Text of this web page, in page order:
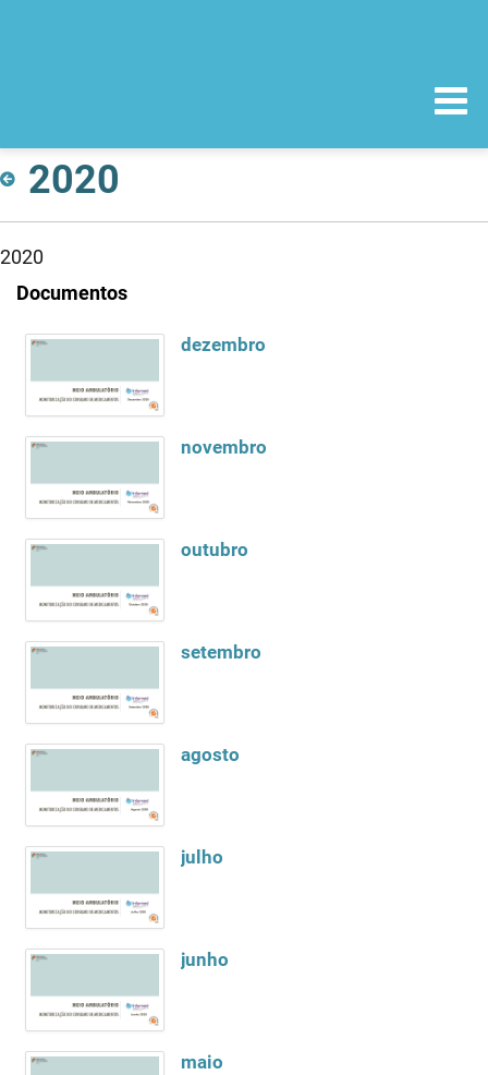
2020
2020
Documentos
dezembro
novembro
outubro
setembro
agosto
julho
junho
maio